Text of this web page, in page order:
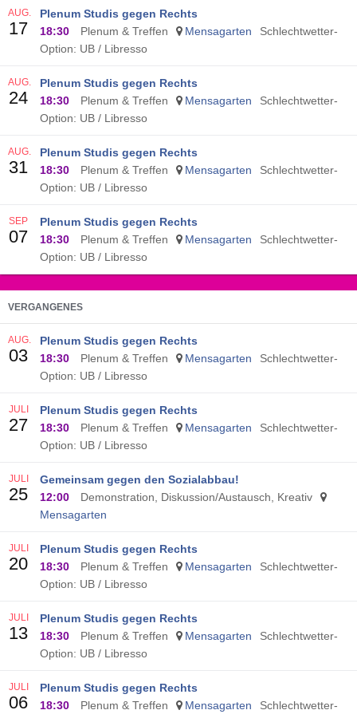
Plenum Studis gegen Rechts
18:30
Plenum & Treffen Mensagarten
Schlechtwetter-
Option: UB / Libresso
AUG.
17
Plenum Studis gegen Rechts
18:30
Plenum & Treffen Mensagarten
Schlechtwetter-
Option: UB / Libresso
AUG.
24
Plenum Studis gegen Rechts
18:30
Plenum & Treffen Mensagarten
Schlechtwetter-
Option: UB / Libresso
AUG.
31
Plenum Studis gegen Rechts
18:30
Plenum & Treffen Mensagarten
Schlechtwetter-
Option: UB / Libresso
SEP
07
VERGANGENES
Plenum Studis gegen Rechts
18:30
Plenum & Treffen Mensagarten
Schlechtwetter-
Option: UB / Libresso
AUG.
03
Plenum Studis gegen Rechts
18:30
Plenum & Treffen Mensagarten
Schlechtwetter-
Option: UB / Libresso
JULI
27
Gemeinsam gegen den Sozialabbau!
12:00
Demonstration, Diskussion/Austausch, Kreativ
Mensagarten
JULI
25
Plenum Studis gegen Rechts
18:30
Plenum & Treffen Mensagarten
Schlechtwetter-
Option: UB / Libresso
JULI
20
Plenum Studis gegen Rechts
18:30
Plenum & Treffen Mensagarten
Schlechtwetter-
Option: UB / Libresso
JULI
13
Plenum Studis gegen Rechts
18:30
Plenum & Treffen Mensagarten
Schlechtwetter-
JULI
06